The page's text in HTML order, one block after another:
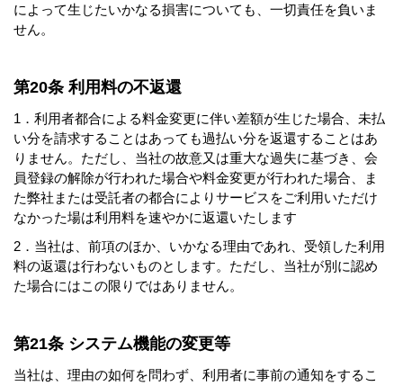
によって生じたいかなる損害についても、一切責任を負いま
せん。
第20条 利用料の不返還
1．利用者都合による料金変更に伴い差額が生じた場合、未払
い分を請求することはあっても過払い分を返還することはあ
りません。ただし、当社の故意又は重大な過失に基づき、会
員登録の解除が行われた場合や料金変更が行われた場合、ま
た弊社または受託者の都合によりサービスをご利用いただけ
なかった場は利用料を速やかに返還いたします
2．当社は、前項のほか、いかなる理由であれ、受領した利用
料の返還は行わないものとします。ただし、当社が別に認め
た場合にはこの限りではありません。
第21条 システム機能の変更等
当社は、理由の如何を問わず、利用者に事前の通知をするこ